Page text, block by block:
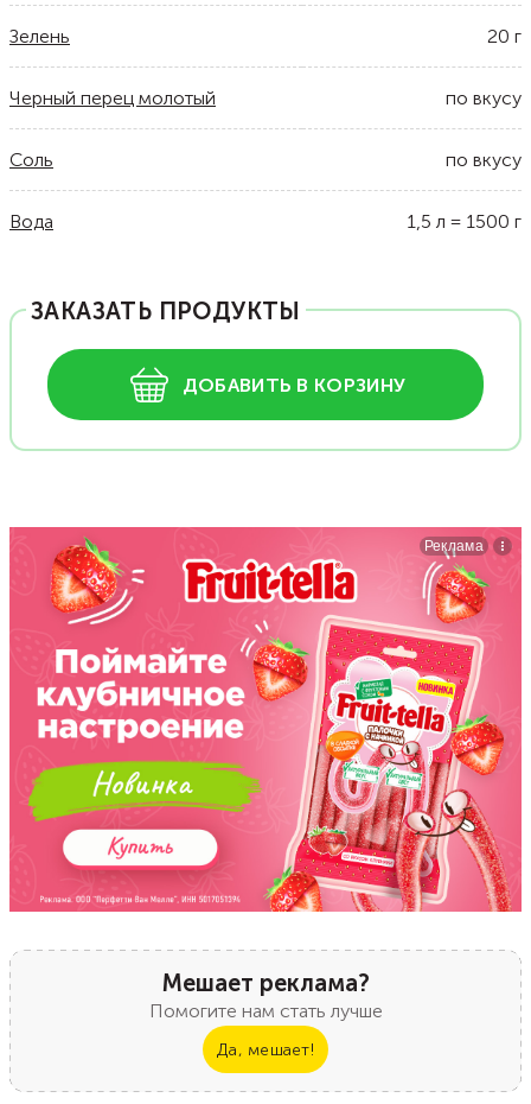
Зелень 20 г
Черный перец молотый по вкусу
Соль по вкусу
Вода 1,5 л = 1500 г
ЗАКАЗАТЬ ПРОДУКТЫ
ДОБАВИТЬ В КОРЗИНУ
Мешает реклама?
Помогите нам стать лучше
Да, мешает!